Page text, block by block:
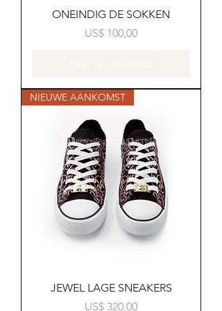
ONEINDIG DE SOKKEN
Prijs
US$ 100,00
NIEUWE AANKOMST
JEWEL LAGE SNEAKERS
Prijs
US$ 320,00